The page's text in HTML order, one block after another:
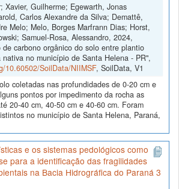
Xavier, Guilherme; Egewarth, Jonas
Carlos Alexandre da Silva; Demattê,
Melo; Melo, Borges Marfrann Dias; Horst,
Samuel-Rosa, Alessandro, 2024,
de carbono orgânico do solo entre plantio
no município de Santa Helena - PR",
10.60502/SoilData/NIIMSF, SoilData, V1
coletadas nas profundidades de 0-20 cm e
pontos por impedimento da rocha as
20-40 cm, 40-50 cm e 40-60 cm. Foram
no município de Santa Helena, Paraná,
e os sistemas pedológicos como
para a identificação das fragilidades
na Bacia Hidrográfica do Paraná 3